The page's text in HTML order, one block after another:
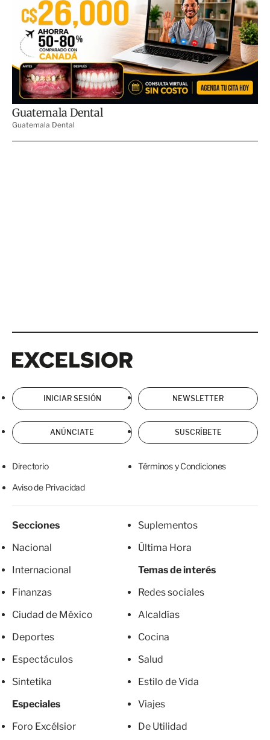
INICIAR SESIÓN NEWSLETTER
ANÚNCIATE SUSCRÍBETE
Directorio Términos y Condiciones
Aviso de Privacidad
Secciones
Nacional
Internacional
Finanzas
Ciudad de México
Deportes
Espectáculos
Sintetika
Especiales
Foro Excélsior
Suplementos
Última Hora
Temas de interés
Redes sociales
Alcaldías
Cocina
Salud
Estilo de Vida
Viajes
De Utilidad